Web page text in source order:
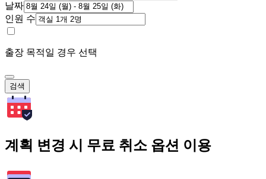
날짜
인원 수
출장 목적일 경우 선택
검색
계획 변경 시 무료 취소 옵션 이용